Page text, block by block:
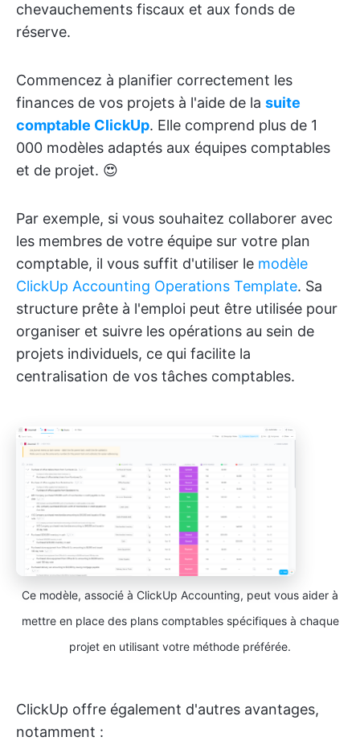
chevauchements fiscaux et aux fonds de
réserve.
Commencez à planifier correctement les
finances de vos projets à l'aide de la suite
comptable ClickUp. Elle comprend plus de 1
000 modèles adaptés aux équipes comptables
et de projet. 😍
Par exemple, si vous souhaitez collaborer avec
les membres de votre équipe sur votre plan
comptable, il vous suffit d'utiliser le modèle
ClickUp Accounting Operations Template. Sa
structure prête à l'emploi peut être utilisée pour
organiser et suivre les opérations au sein de
projets individuels, ce qui facilite la
centralisation de vos tâches comptables.
Ce modèle, associé à ClickUp Accounting, peut vous aider à
mettre en place des plans comptables spécifiques à chaque
projet en utilisant votre méthode préférée.
ClickUp offre également d'autres avantages,
notamment :